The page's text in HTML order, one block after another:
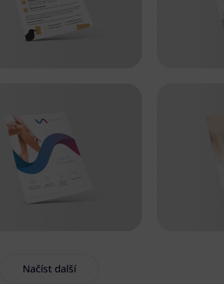
Načíst další